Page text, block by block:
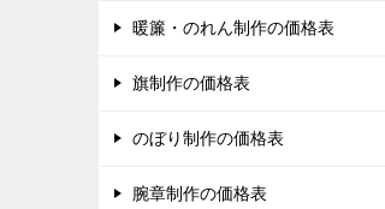
暖簾・のれん制作の価格表
旗制作の価格表
のぼり制作の価格表
腕章制作の価格表